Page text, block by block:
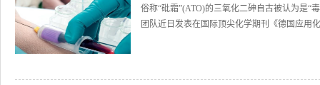
俗称“砒霜”(ATO)的三氧化二砷自古被认为是“
团队近日发表在国际顶尖化学期刊《德国应用